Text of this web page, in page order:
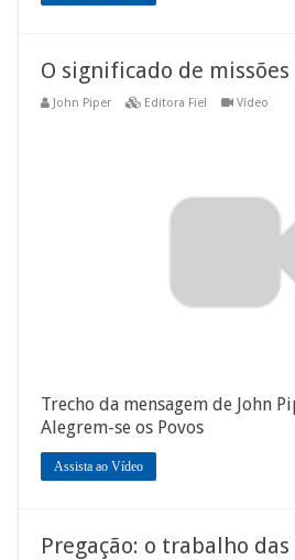
O significado de missões
John Piper Editora Fiel Vídeo
Trecho da mensagem de John
Alegrem-se os Povos
Assista ao Vídeo
Pregação: o trabalho das